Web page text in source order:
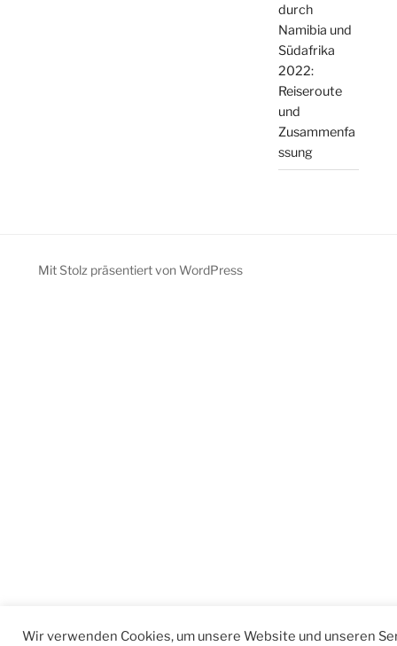
durch
Namibia und
Südafrika
2022:
Reiseroute
und
Zusammenfa
ssung
Mit Stolz präsentiert von WordPress
Wir verwenden Cookies, um unsere Website und unseren